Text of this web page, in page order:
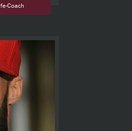
Coach